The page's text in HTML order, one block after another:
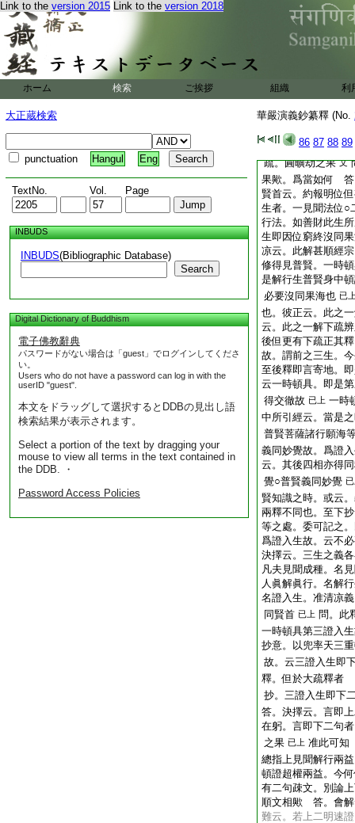
Link to the version 2015 Link to the version 2018
ホーム 検索 ご挨拶 組織 利
大正蔵検索
punctuation Hangul Eng
TextNo. Vol. Page
INBUDS
INBUDS(Bibliographic Database)
Search
Digital Dictionary of Buddhism
電子佛教辭典
パスワードがない場合は「guest」でログインしてくださ
い。
Users who do not have a password can log in with the
userID "guest".
本文をドラッグして選択するとDDBの見出し語
検索結果が表示されます。
Select a portion of the text by dragging your
mouse to view all terms in the text contained in
the DDB. ・
Password Access Policies
華嚴演義鈔纂釋 (No.
86 87 88 89
諸神變。一身示現
唐經七十三取
業力結生。堅疑經
彌勒菩薩言。我爲
○而生於此閻浮提界
命終生兜率天 已上
疏。圓曠劫之果 文
果歟。爲當如何 答
賢首云。約報明位
生者。一見聞法位○
行法。如善財此生
生即因位窮終沒同
凉云。此解甚順經
修得見普賢。一時
是解行生普賢身中
必要沒同果海也 已
也。彼正云。此之
云。此之一解下疏
後但更有下疏正其
故。謂前之三生。
至後釋即言寄地。
云一時頓具。即是
得交徹故 已上 一時
中所引經云。當是
普賢菩薩諸行願海
義同妙覺故。爲證
云。其後四相亦得
覺○普賢義同妙覺
賢知識之時。或云
兩釋不同也。至下
等之處。委可記之
爲證入生故。云不
決擇云。三生之義
凡夫見聞成種。名
人眞解眞行。名解
名證入生。准清凉
同賢首 已上 問。此
一時頓具第三證入
抄意。以兜率天三
故。云三證入生即
釋。但於大疏釋者
抄。三證入生即下
答。決擇云。言即
在躬。言即下二句
之果 已上 准此可知
總指上見聞解行兩
頓證超權兩益。今
有二句疎文。別論
順文相歟 答。會解
難云。若上二明速